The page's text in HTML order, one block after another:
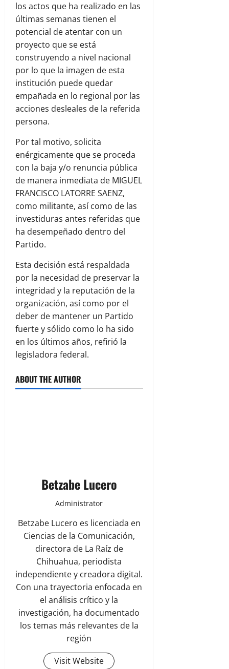
los actos que ha realizado en las
últimas semanas tienen el
potencial de atentar con un
proyecto que se está
construyendo a nivel nacional
por lo que la imagen de esta
institución puede quedar
empañada en lo regional por las
acciones desleales de la referida
persona.
Por tal motivo, solicita
enérgicamente que se proceda
con la baja y/o renuncia pública
de manera inmediata de MIGUEL
FRANCISCO LATORRE SAENZ,
como militante, así como de las
investiduras antes referidas que
ha desempeñado dentro del
Partido.
Esta decisión está respaldada
por la necesidad de preservar la
integridad y la reputación de la
organización, así como por el
deber de mantener un Partido
fuerte y sólido como lo ha sido
en los últimos años, refirió la
legisladora federal.
ABOUT THE AUTHOR
Betzabe Lucero
Administrator
Betzabe Lucero es licenciada en
Ciencias de la Comunicación,
directora de La Raíz de
Chihuahua, periodista
independiente y creadora digital.
Con una trayectoria enfocada en
el análisis crítico y la
investigación, ha documentado
los temas más relevantes de la
región
Visit Website